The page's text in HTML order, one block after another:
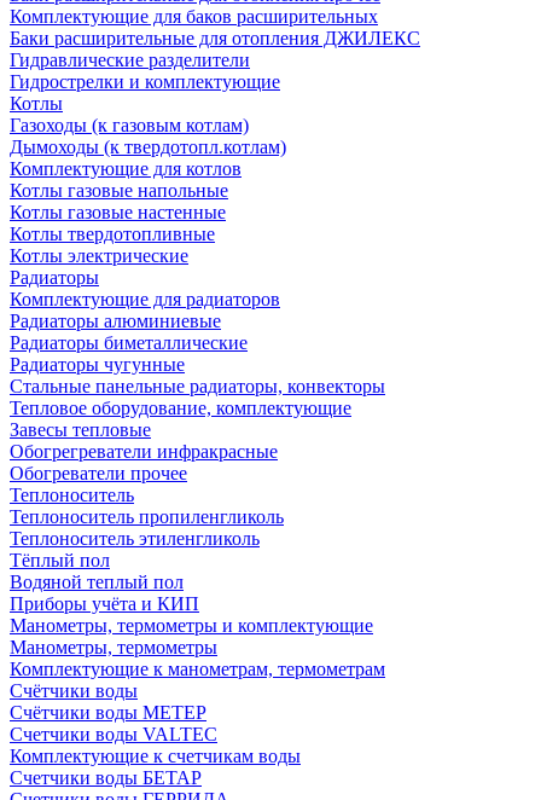
Комплектующие для баков расширительных
Баки расширительные для отопления ДЖИЛЕКС
Гидравлические разделители
Гидрострелки и комплектующие
Котлы
Газоходы (к газовым котлам)
Дымоходы (к твердотопл.котлам)
Комплектующие для котлов
Котлы газовые напольные
Котлы газовые настенные
Котлы твердотопливные
Котлы электрические
Радиаторы
Комплектующие для радиаторов
Радиаторы алюминиевые
Радиаторы биметаллические
Радиаторы чугунные
Стальные панельные радиаторы, конвекторы
Тепловое оборудование, комплектующие
Завесы тепловые
Обогрегреватели инфракрасные
Обогреватели прочее
Теплоноситель
Теплоноситель пропиленгликоль
Теплоноситель этиленгликоль
Тёплый пол
Водяной теплый пол
Приборы учёта и КИП
Манометры, термометры и комплектующие
Манометры, термометры
Комплектующие к манометрам, термометрам
Счётчики воды
Счётчики воды МЕТЕР
Счетчики воды VALTEC
Комплектующие к счетчикам воды
Счетчики воды БЕТАР